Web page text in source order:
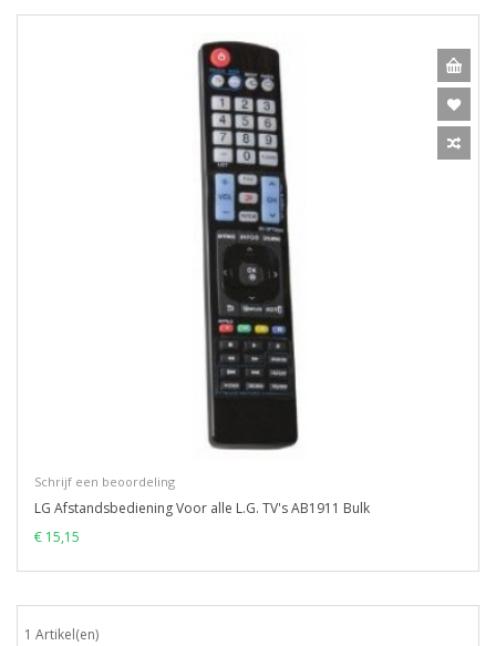
Schrijf een beoordeling
LG Afstandsbediening Voor alle L.G. TV's AB1911 Bulk
€ 15,15
1 Artikel(en)